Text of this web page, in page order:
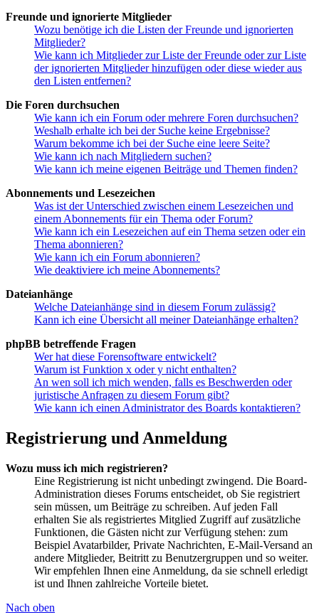
Freunde und ignorierte Mitglieder
Wozu benötige ich die Listen der Freunde und ignorierten
Mitglieder?
Wie kann ich Mitglieder zur Liste der Freunde oder zur Liste
der ignorierten Mitglieder hinzufügen oder diese wieder aus
den Listen entfernen?
Die Foren durchsuchen
Wie kann ich ein Forum oder mehrere Foren durchsuchen?
Weshalb erhalte ich bei der Suche keine Ergebnisse?
Warum bekomme ich bei der Suche eine leere Seite?
Wie kann ich nach Mitgliedern suchen?
Wie kann ich meine eigenen Beiträge und Themen finden?
Abonnements und Lesezeichen
Was ist der Unterschied zwischen einem Lesezeichen und
einem Abonnements für ein Thema oder Forum?
Wie kann ich ein Lesezeichen auf ein Thema setzen oder ein
Thema abonnieren?
Wie kann ich ein Forum abonnieren?
Wie deaktiviere ich meine Abonnements?
Dateianhänge
Welche Dateianhänge sind in diesem Forum zulässig?
Kann ich eine Übersicht all meiner Dateianhänge erhalten?
phpBB betreffende Fragen
Wer hat diese Forensoftware entwickelt?
Warum ist Funktion x oder y nicht enthalten?
An wen soll ich mich wenden, falls es Beschwerden oder
juristische Anfragen zu diesem Forum gibt?
Wie kann ich einen Administrator des Boards kontaktieren?
Registrierung und Anmeldung
Wozu muss ich mich registrieren?
Eine Registrierung ist nicht unbedingt zwingend. Die Board-
Administration dieses Forums entscheidet, ob Sie registriert
sein müssen, um Beiträge zu schreiben. Auf jeden Fall
erhalten Sie als registriertes Mitglied Zugriff auf zusätzliche
Funktionen, die Gästen nicht zur Verfügung stehen: zum
Beispiel Avatarbilder, Private Nachrichten, E-Mail-Versand an
andere Mitglieder, Beitritt zu Benutzergruppen und so weiter.
Wir empfehlen Ihnen eine Anmeldung, da sie schnell erledigt
ist und Ihnen zahlreiche Vorteile bietet.
Nach oben